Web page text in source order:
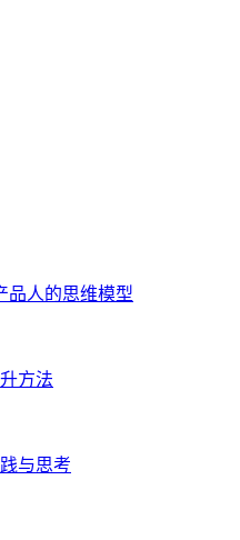
品人的思维模型
方法
与思考